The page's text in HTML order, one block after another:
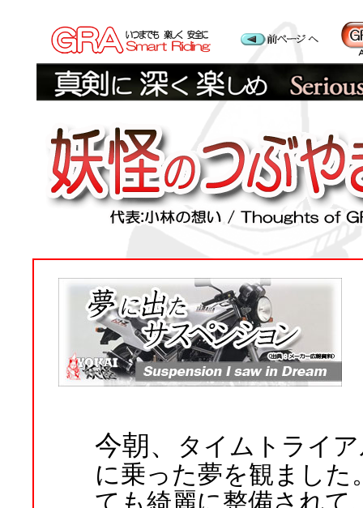
今朝、
タイムトライ
に乗った夢を観まし
ても綺麗に整備されて